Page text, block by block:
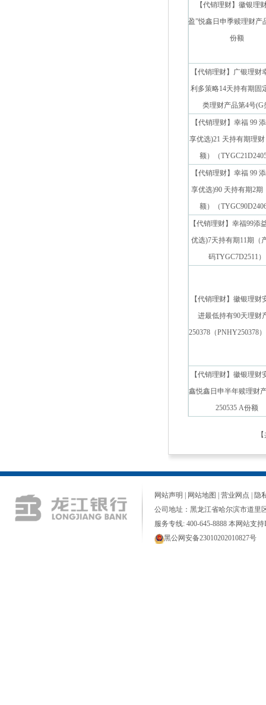
【代销理财】徽银理
盈”悦鑫日申季赎理财产
份额
【代销理财】广银理财
利多策略14天持有期固
类理财产品第4号(G
【代销理财】幸福 99
享优选)21 天持有期理
额）（
【代销理财】幸福 99
享优选)90 天持有期2期
额）（
【代销理财】幸福99添
优选)7天持有期11期（
码TYGC7D2511）
【代销理财】徽银理财
进最低持有90天理财
250378（PNHY250378
【代销理财】徽银理财
鑫悦鑫日申半年赎理财
250535 A份额
【
网站声明 网站地图 营业网点
隐
公司地址：黑龙江省哈尔滨市道里
服务专线: 400-645-8888 本网站支持
黑公网安备23010202010827号